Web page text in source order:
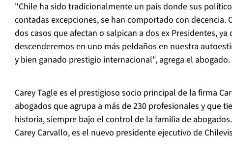
"Chile ha sido tradicionalmente un país donde sus
contadas excepciones, se han comportado con decencia.
dos casos que afectan o salpican a dos ex Presidentes,
descenderemos en uno más peldaños en nuestra
y bien ganado prestigio internacional", agrega el abogado.
Carey Tagle es el prestigioso socio principal de la firma
abogados que agrupa a más de 230 profesionales y que
historia, siempre bajo el control de la familia de
Carey Carvallo, es el nuevo presidente ejecutivo de